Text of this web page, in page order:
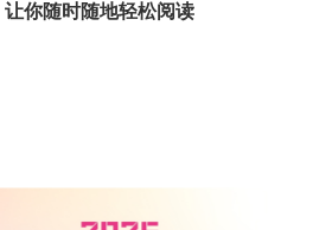
你随时随地轻松阅读